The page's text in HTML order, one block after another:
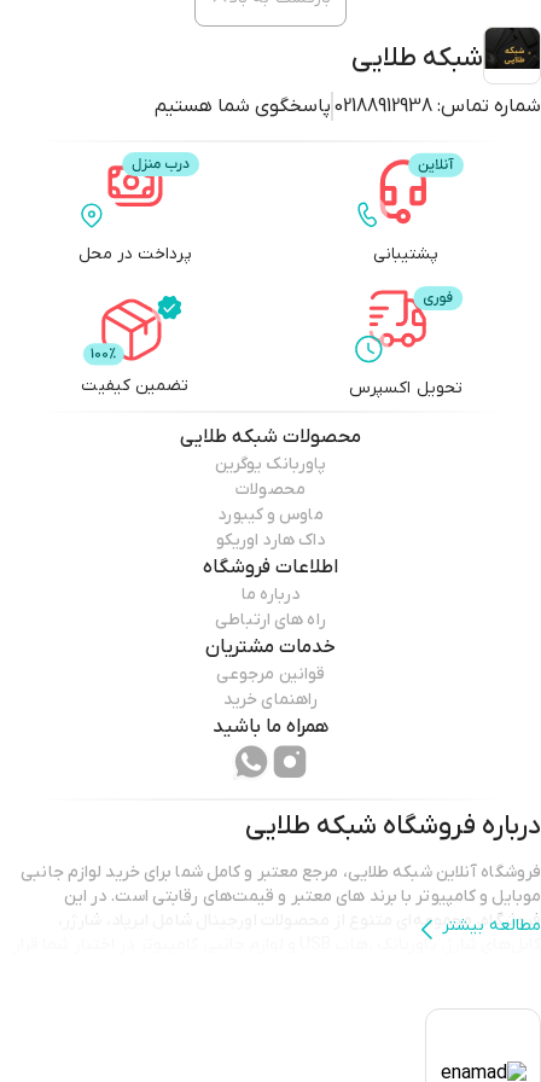
شبکه طلایی
شماره تماس: 02188912938 پاسخگوی شما هستیم
پشتیبانی پرداخت در محل
تحویل اکسپرس تضمین کیفیت
محصولات شبکه طلایی
پاوربانک یوگرین
محصولات
ماوس و کیبورد
داک هارد اوریکو
اطلاعات فروشگاه
درباره ما
راه های ارتباطی
خدمات مشتریان
قوانین مرجوعی
راهنمای خرید
همراه ما باشید
درباره فروشگاه شبکه طلایی
فروشگاه آنلاین شبکه طلایی، مرجع معتبر و کامل شما برای خرید لوازم جانبی
موبایل و کامپیوتر با برند هاي معتبر و قیمت‌های رقابتی است. در این
فروشگاه، مجموعه‌ای متنوع از محصولات اورجینال شامل ايرپاد، شارژر،
دیجیتال شما است.
مطالعه بیشتر